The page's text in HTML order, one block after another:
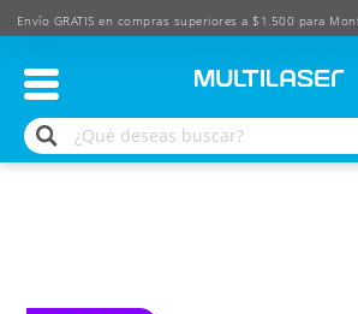
Envío GRATIS en compras superiores a $1.500 para